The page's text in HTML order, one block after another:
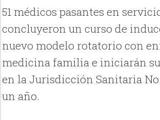
51 médicos pasantes en
concluyeron un curso de
nuevo modelo rotatorio con
medicina familia e iniciarán
en la Jurisdicción Sanitaria
un año.